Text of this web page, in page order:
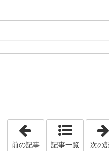
「ペレットストー
前の記事 記事一覧 次の